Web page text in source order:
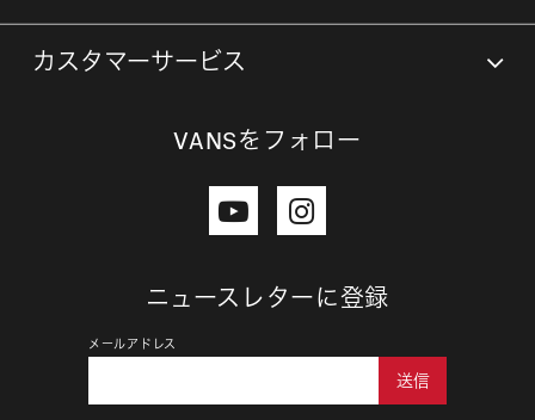
カスタマーサービス
VANSをフォロー
ニュースレターに登録
メールアドレス
送信